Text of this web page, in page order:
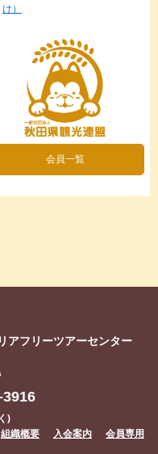
け）
会員一覧
アフリーツアーセンター
)
組織概要
入会案内 会員専用